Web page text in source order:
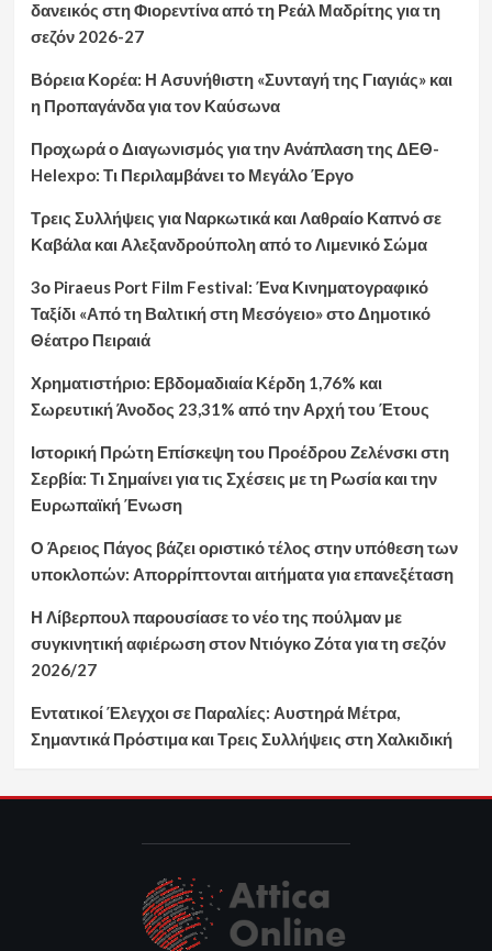
δανεικός στη Φιορεντίνα από τη Ρεάλ Μαδρίτης για τη
σεζόν 2026-27
Βόρεια Κορέα: Η Ασυνήθιστη «Συνταγή της Γιαγιάς» και
η Προπαγάνδα για τον Καύσωνα
Προχωρά ο Διαγωνισμός για την Ανάπλαση της ΔΕΘ-
Helexpo: Τι Περιλαμβάνει το Μεγάλο Έργο
Τρεις Συλλήψεις για Ναρκωτικά και Λαθραίο Καπνό σε
Καβάλα και Αλεξανδρούπολη από το Λιμενικό Σώμα
3ο Piraeus Port Film Festival: Ένα Κινηματογραφικό
Ταξίδι «Από τη Βαλτική στη Μεσόγειο» στο Δημοτικό
Θέατρο Πειραιά
Χρηματιστήριο: Εβδομαδιαία Κέρδη 1,76% και
Σωρευτική Άνοδος 23,31% από την Αρχή του Έτους
Ιστορική Πρώτη Επίσκεψη του Προέδρου Ζελένσκι στη
Σερβία: Τι Σημαίνει για τις Σχέσεις με τη Ρωσία και την
Ευρωπαϊκή Ένωση
Ο Άρειος Πάγος βάζει οριστικό τέλος στην υπόθεση των
υποκλοπών: Απορρίπτονται αιτήματα για επανεξέταση
Η Λίβερπουλ παρουσίασε το νέο της πούλμαν με
συγκινητική αφιέρωση στον Ντιόγκο Ζότα για τη σεζόν
2026/27
Εντατικοί Έλεγχοι σε Παραλίες: Αυστηρά Μέτρα,
Σημαντικά Πρόστιμα και Τρεις Συλλήψεις στη Χαλκιδική